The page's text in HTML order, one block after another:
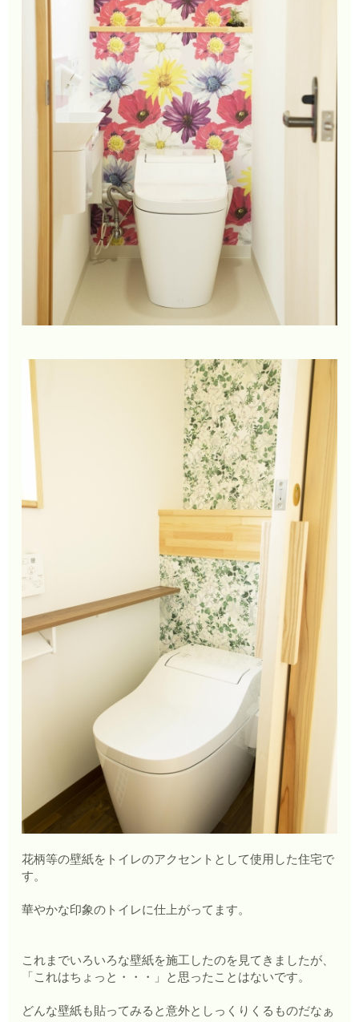
花柄等の壁紙をトイレのアクセントとして使用した住宅で
す。
華やかな印象のトイレに仕上がってます。
これまでいろいろな壁紙を施工したのを見てきましたが、
「これはちょっと・・・」と思ったことはないです。
どんな壁紙も貼ってみると意外としっくりくるものだなぁ